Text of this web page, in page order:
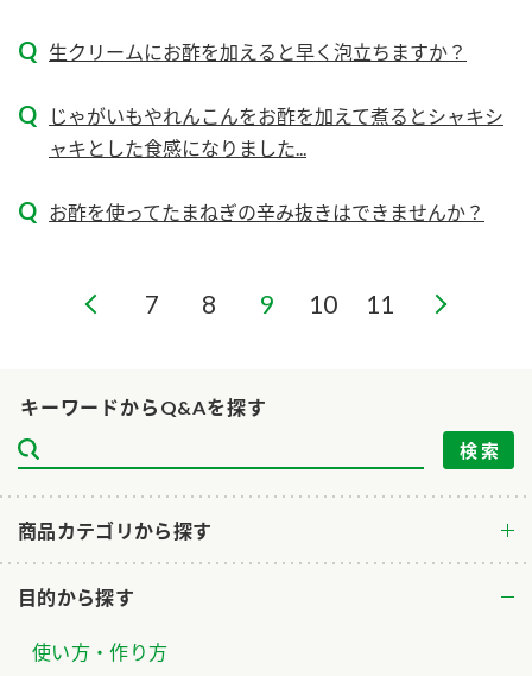
炊き込みご飯の素 納豆
味ぽん
かおりの蔵
鍋なび
PIN印
すしラボ
ぽん酢サワー
納豆の豆知識
鍋奉行マニュアル
企業理念
ミツカンの歴史
ミツカンを知る
環境への取り組み
ZENB initiative
MIM（ミツカンミュージアム）
各部門が大切にしていること
おいしさと健康への取り組み
採用情報
ニュースリリース
お問い合わせ
地図から取り扱い店舗を探す
ミツカン公式通販
キーワードからQ&Aを探す
商品カテゴリから探す
目的から探す
使い方・作り方
生クリームにお酢を加えると早く泡立ちますか？
じゃがいもやれんこんをお酢を加えて煮るとシャキシ
ャキとした食感になりました...
お酢を使ってたまねぎの辛み抜きはできませんか？
7 8 9 10 11